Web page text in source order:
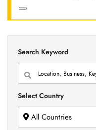
Search Keyword
Select Country
All Countries